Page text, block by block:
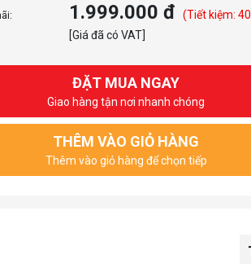
1.999.000 đ
(Tiết kiệm:
[Giá đã có VAT]
ĐẶT MUA NGAY
Giao hàng tận nơi nhanh chóng
THÊM VÀO GIỎ HÀNG
Thêm vào giỏ hàng để chọn tiếp